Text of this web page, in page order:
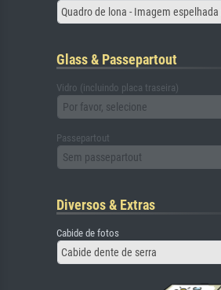
Quadro de lona - Imagem espelhada
Glass & Passepartout
Vidro (incluindo placa traseira)
Por favor, selecione
Passepartout
Sem passepartout
Diversos & Extras
Cabide de fotos
Cabide dente de serra